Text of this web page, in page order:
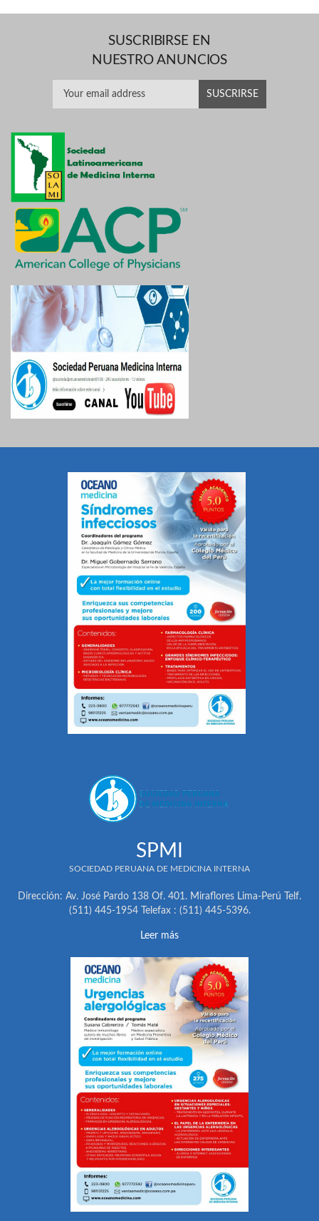
SUSCRIBIRSE EN
NUESTRO ANUNCIOS
SPMI
SOCIEDAD PERUANA DE MEDICINA INTERNA
Dirección: Av. José Pardo 138 Of. 401. Miraflores Lima-Perú Telf.
(511) 445-1954 Telefax : (511) 445-5396.
Leer más